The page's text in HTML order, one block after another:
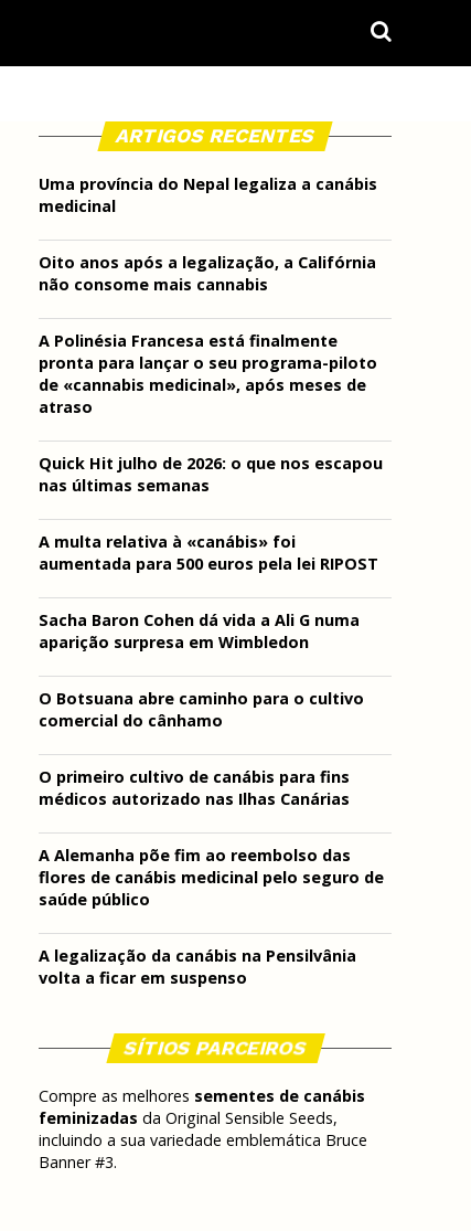
ARTIGOS RECENTES
Uma província do Nepal legaliza a canábis
medicinal
Oito anos após a legalização, a Califórnia
não consome mais cannabis
A Polinésia Francesa está finalmente
pronta para lançar o seu programa-piloto
de «cannabis medicinal», após meses de
atraso
Quick Hit julho de 2026: o que nos escapou
nas últimas semanas
A multa relativa à «canábis» foi
aumentada para 500 euros pela lei RIPOST
Sacha Baron Cohen dá vida a Ali G numa
aparição surpresa em Wimbledon
O Botsuana abre caminho para o cultivo
comercial do cânhamo
O primeiro cultivo de canábis para fins
médicos autorizado nas Ilhas Canárias
A Alemanha põe fim ao reembolso das
flores de canábis medicinal pelo seguro de
saúde público
A legalização da canábis na Pensilvânia
volta a ficar em suspenso
SÍTIOS PARCEIROS
Compre as melhores sementes de canábis
feminizadas da Original Sensible Seeds,
incluindo a sua variedade emblemática Bruce
Banner #3.